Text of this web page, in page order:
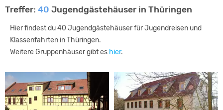
Treffer: 40 Jugendgästehäuser in Thüringen
Hier findest du 40 Jugendgästehäuser für Jugendreisen und
Klassenfahrten in Thüringen.
Weitere Gruppenhäuser gibt es hier.